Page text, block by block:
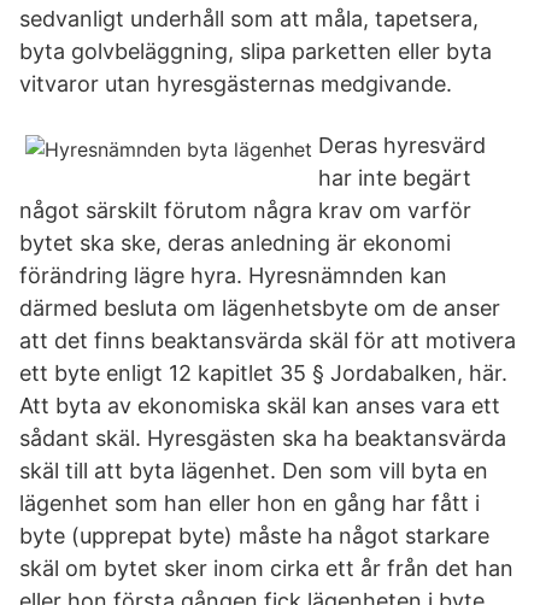
sedvanligt underhåll som att måla, tapetsera,
byta golvbeläggning, slipa parketten eller byta
vitvaror utan hyresgästernas medgivande.
Deras hyresvärd
har inte begärt
något särskilt förutom några krav om varför
bytet ska ske, deras anledning är ekonomi
förändring lägre hyra. Hyresnämnden kan
därmed besluta om lägenhetsbyte om de anser
att det finns beaktansvärda skäl för att motivera
ett byte enligt 12 kapitlet 35 § Jordabalken, här.
Att byta av ekonomiska skäl kan anses vara ett
sådant skäl. Hyresgästen ska ha beaktansvärda
skäl till att byta lägenhet. Den som vill byta en
lägenhet som han eller hon en gång har fått i
byte (upprepat byte) måste ha något starkare
skäl om bytet sker inom cirka ett år från det han